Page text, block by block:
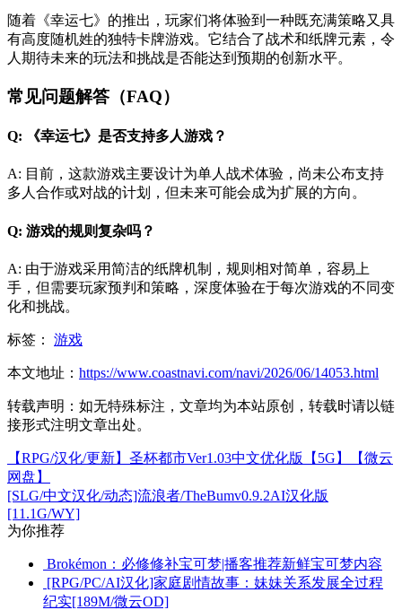
随着《幸运七》的推出，玩家们将体验到一种既充满策略又具
有高度随机姓的独特卡牌游戏。它结合了战术和纸牌元素，令
人期待未来的玩法和挑战是否能达到预期的创新水平。
常见问题解答（FAQ）
Q: 《幸运七》是否支持多人游戏？
A: 目前，这款游戏主要设计为单人战术体验，尚未公布支持
多人合作或对战的计划，但未来可能会成为扩展的方向。
Q: 游戏的规则复杂吗？
A: 由于游戏采用简洁的纸牌机制，规则相对简单，容易上
手，但需要玩家预判和策略，深度体验在于每次游戏的不同变
化和挑战。
标签： 游戏
本文地址： https://www.coastnavi.com/navi/2026/06/14053.html
转载声明： 如无特殊标注，文章均为本站原创，转载时请以链
接形式注明文章出处。
【RPG/汉化/更新】圣杯都市Ver1.03中文优化版【5G】【微云
网盘】
[SLG/中文汉化/动态]流浪者/TheBumv0.9.2AI汉化版
[11.1G/WY]
为你推荐
Brokémon：必修修补宝可梦|播客推荐新鲜宝可梦内容
[RPG/PC/AI汉化]家庭剧情故事：妹妹关系发展全过程
纪实[189M/微云OD]